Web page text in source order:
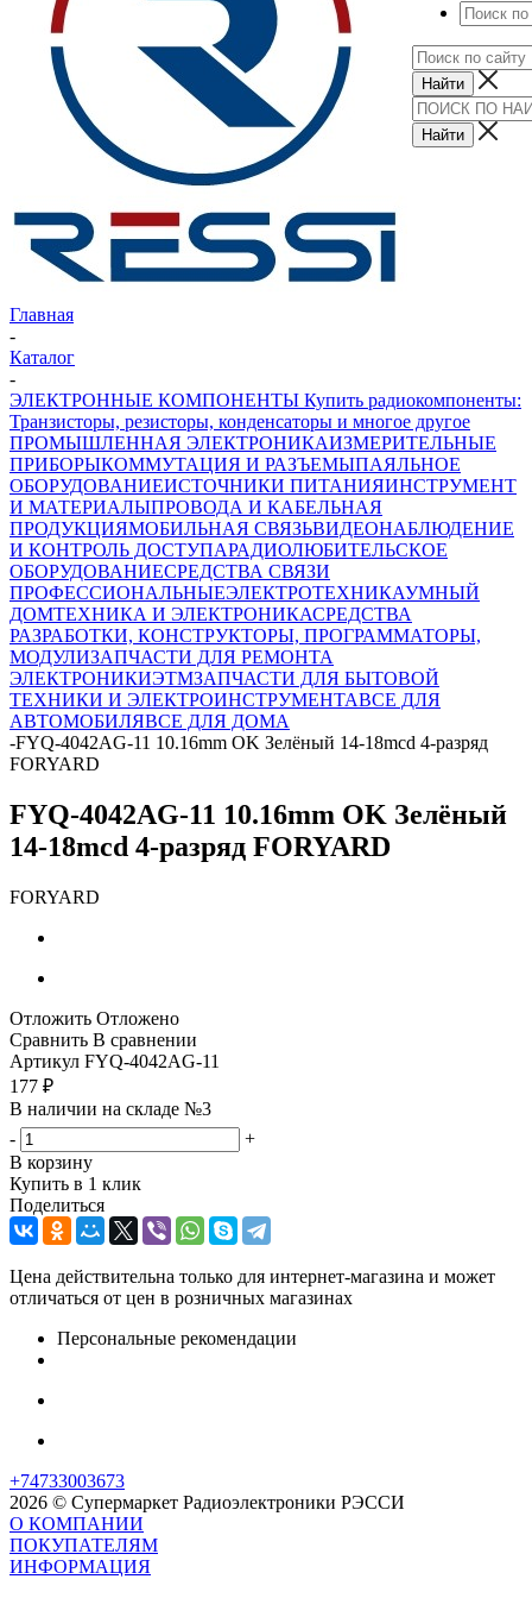
Главная
-
Каталог
-
ЭЛЕКТРОННЫЕ КОМПОНЕНТЫ Купить радиокомпоненты:
Транзисторы, резисторы, конденсаторы и многое другое
ПРОМЫШЛЕННАЯ ЭЛЕКТРОНИКАИЗМЕРИТЕЛЬНЫЕ
ПРИБОРЫКОММУТАЦИЯ И РАЗЪЕМЫПАЯЛЬНОЕ
ОБОРУДОВАНИЕИСТОЧНИКИ ПИТАНИЯИНСТРУМЕНТ
И МАТЕРИАЛЫПРОВОДА И КАБЕЛЬНАЯ
ПРОДУКЦИЯМОБИЛЬНАЯ СВЯЗЬВИДЕОНАБЛЮДЕНИЕ
И КОНТРОЛЬ ДОСТУПАРАДИОЛЮБИТЕЛЬСКОЕ
ОБОРУДОВАНИЕСРЕДСТВА СВЯЗИ
ПРОФЕССИОНАЛЬНЫЕЭЛЕКТРОТЕХНИКАУМНЫЙ
ДОМТЕХНИКА И ЭЛЕКТРОНИКАСРЕДСТВА
РАЗРАБОТКИ, КОНСТРУКТОРЫ, ПРОГРАММАТОРЫ,
МОДУЛИЗАПЧАСТИ ДЛЯ РЕМОНТА
ЭЛЕКТРОНИКИЭТМЗАПЧАСТИ ДЛЯ БЫТОВОЙ
ТЕХНИКИ И ЭЛЕКТРОИНСТРУМЕНТАВСЕ ДЛЯ
АВТОМОБИЛЯВСЕ ДЛЯ ДОМА
-FYQ-4042AG-11 10.16mm OK Зелёный 14-18mcd 4-разряд
FORYARD
FYQ-4042AG-11 10.16mm OK Зелёный
14-18mcd 4-разряд FORYARD
FORYARD
Отложить Отложено
Сравнить В сравнении
Артикул FYQ-4042AG-11
177 ₽
В наличии на складе №3
-
+
В корзину
Купить в 1 клик
Поделиться
Цена действительна только для интернет-магазина и может
отличаться от цен в розничных магазинах
Персональные рекомендации
+74733003673
2026 © Супермаркет Радиоэлектроники РЭССИ
О КОМПАНИИ
ПОКУПАТЕЛЯМ
ИНФОРМАЦИЯ